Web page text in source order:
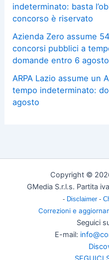
indeterminato: basta
concorso è riservato
Azienda Zero assume
concorsi pubblici a
domande entro 6 agosto
ARPA Lazio assume un
tempo indeterminato:
agosto
Copyright ©
GMedia S.r.l.s. Partita
- Disclaimer -
Correzioni e
Seguici
E-mail: